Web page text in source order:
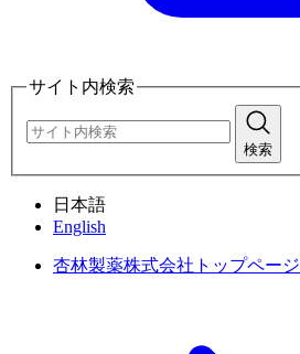
サイト内検索
検索
日本語
English
杏林製薬株式会社トップページ